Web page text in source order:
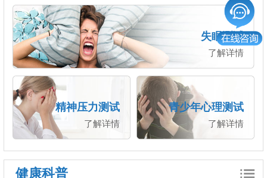
失眠测试
了解详情
精神压力测试
了解详情
青少年心理测试
了解详情
健康科普